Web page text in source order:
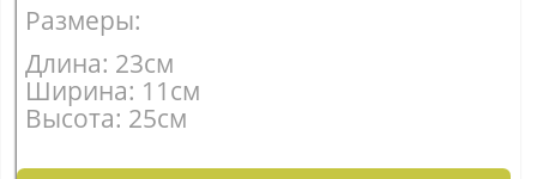
Размеры:
Длина: 23см
Ширина: 11см
Высота: 25см